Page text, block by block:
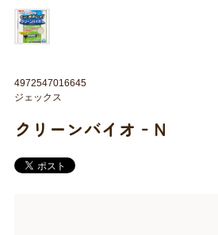
クリーンバイオ‐N
4972547016645
ジェックス